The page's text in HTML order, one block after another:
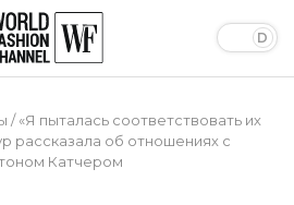
/«Я пыталась соответствовать их
рассказала об отношениях с
Катчером